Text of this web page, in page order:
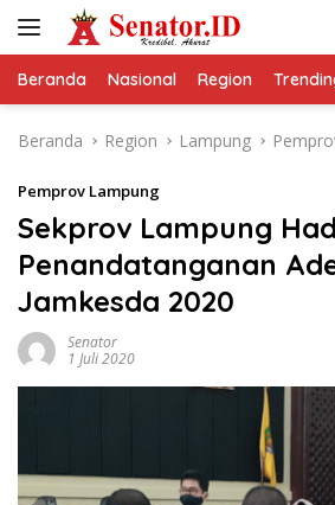
Beranda Nasional Region
Beranda Region Lampung
Pemprov Lampung
Sekprov Lampung
Penandatanganan
Jamkesda 2020
Senator
1 Juli 2020